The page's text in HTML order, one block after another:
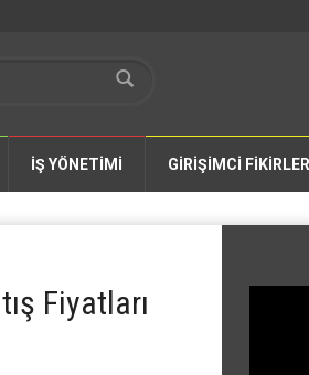
İŞ YÖNETİMİ GİRİŞİMCİ FİKİRLER
Fiyatları